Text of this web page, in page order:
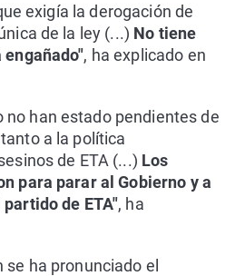
exigía la derogación de
de la ley (...) No tiene
, ha explicado en
no han estado pendientes de
a la política
de ETA (...) Los
para parar al Gobierno y a
de ETA", ha
ha pronunciado el